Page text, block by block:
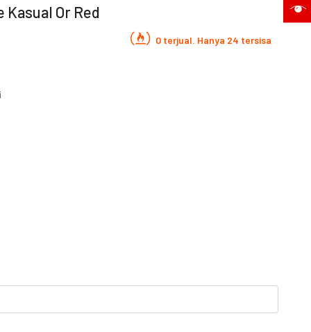
Kasual Or Red
0 terjual. Hanya 24 tersisa